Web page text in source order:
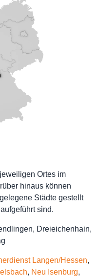
Ortes im
hinaus können
Städte gestellt
sind.
Dreieichenhain,
Langen/Hessen,
, Neu Isenburg,